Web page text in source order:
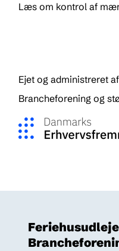
Læs om kontrol af
Ejet og administreret
Brancheforening og